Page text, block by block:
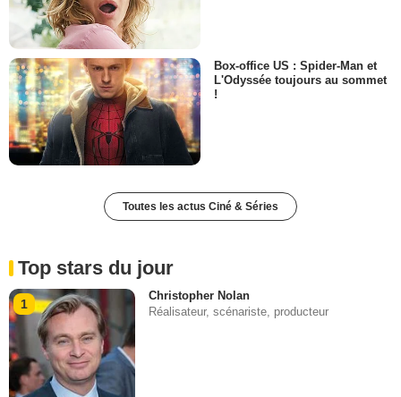
Box-office US : Spider-Man et
L'Odyssée toujours au sommet
!
Toutes les actus Ciné & Séries
Top stars du jour
1
Christopher Nolan
Réalisateur, scénariste, producteur